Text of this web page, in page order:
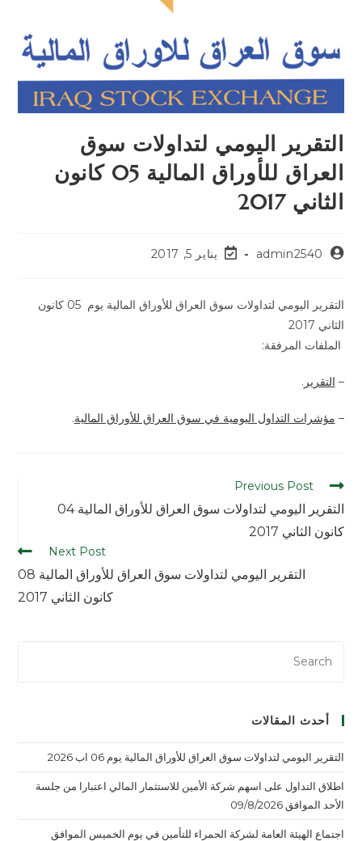
التقرير اليومي لتداولات سوق
العراق للأوراق المالية 05 كانون
الثاني 2017
admin2540 يناير 5, 2017
التقرير اليومي لتداولات سوق العراق للأوراق المالية يوم 05 كانون
الثاني 2017
الملفات المرفقة:
– التقرير .
– مؤشرات التداول اليومية في سوق العراق للأوراق المالية.
Previous Post
التقرير اليومي لتداولات سوق العراق للأوراق المالية 04
كانون الثاني 2017
Next Post
التقرير اليومي لتداولات سوق العراق للأوراق المالية 08
كانون الثاني 2017
أحدث المقالات
التقرير اليومي لتداولات سوق العراق للأوراق المالية يوم 06 اب 2026
اطلاق التداول على اسهم شركة الأمين للاستثمار المالي اعتبارا من جلسة
الأحد الموافق 09/8/2026
اجتماع الهيئة العامة لشركة الحمراء للتأمين في يوم الخميس الموافق